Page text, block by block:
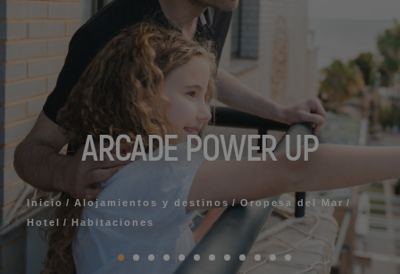
ARCADE POWER UP
Inicio Alojamientos y destinos
Oropesa del Mar
Hotel
Habitaciones